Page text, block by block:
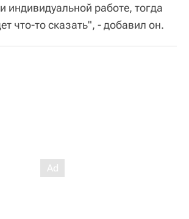
индивидуальной работе, тогда
что-то сказать", - добавил он.